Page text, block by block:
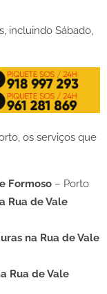
incluindo Sábado,
os serviços que
Formoso – Porto
Rua de Vale
na Rua de Vale
Rua de Vale